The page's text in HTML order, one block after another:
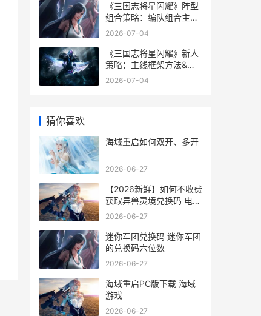
《三国志将星闪耀》阵型
组合策略：编队组合主推
三国志 新星
2026-07-04
《三国志将星闪耀》新人
策略：主线框架方法&武
将养成组合机制说明 三国
2026-07-04
猜你喜欢
海域重启如何双开、多开
2026-06-27
【2026新鲜】如何不收费
获取异兽灵境兑换码 电影
新鲜如初
2026-06-27
迷你军团兑换码 迷你军团
的兑换码六位数
2026-06-27
海域重启PC版下载 海域
游戏
2026-06-27